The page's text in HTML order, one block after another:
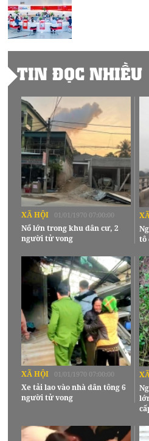
TIN ĐỌC NHIỀU
XÃ HỘI 01/01/1970 07:00:00
Nổ lớn trong khu dân cư, 2
người tử vong
tô
XÃ HỘI 01/01/1970 07:00:00
Xe tải lao vào nhà dân tông 6
người tử vong